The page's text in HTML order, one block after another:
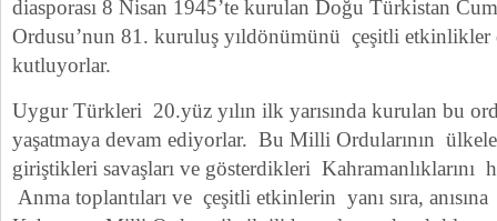
diasporası 8 Nisan 1945’te kurulan Doğu Türkistan
Ordusu’nun 81. kuruluş yıldönümünü çeşitli etkinlikler
kutluyorlar.
Uygur Türkleri 20.yüz yılın ilk yarısında kurulan bu
yaşatmaya devam ediyorlar. Bu Milli Ordularının
giriştikleri savaşları ve gösterdikleri Kahramanlıklarını
Anma toplantıları ve çeşitli etkinlerin yanı sıra,